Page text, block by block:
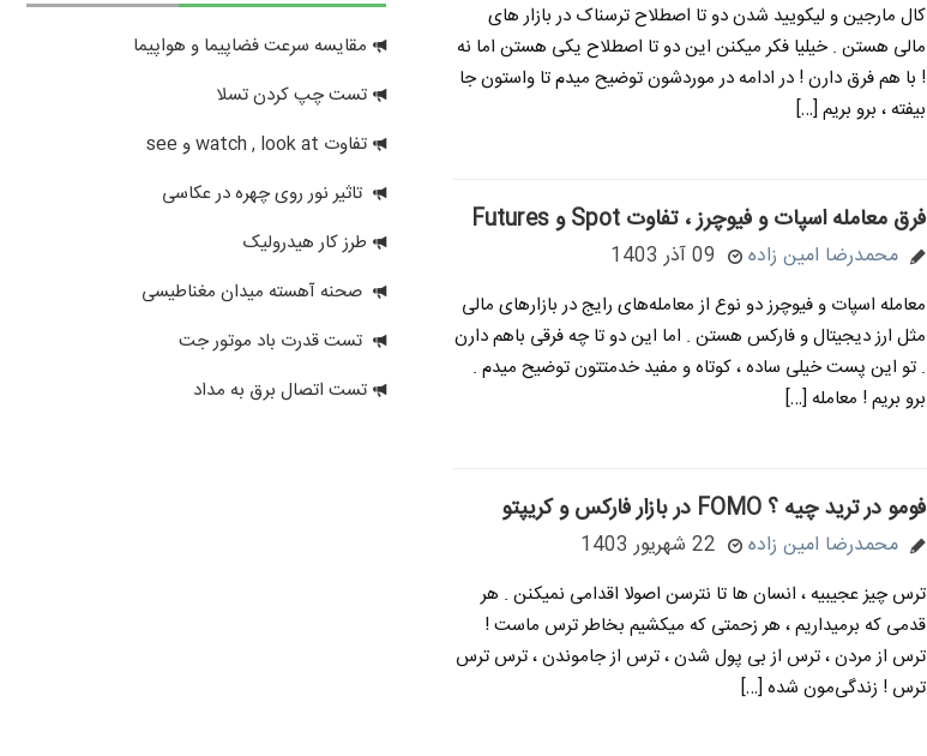
کال مارجین و لیکویید شدن دو تا اصطلاح ترسناک در بازار های
مالی هستن . خیلیا فکر میکنن این دو تا اصطلاح یکی هستن اما نه
! با هم فرق دارن ! در ادامه در موردشون توضیح میدم تا واستون جا
بیفته ، برو بریم […]
فرق معامله اسپات و فیوچرز ، تفاوت Spot و Futures
محمدرضا امین زاده 09 آذر 1403
معامله اسپات و فیوچرز دو نوع از معامله‌های رایج در بازارهای مالی
مثل ارز دیجیتال و فارکس هستن . اما این دو تا چه فرقی باهم دارن
. تو این پست خیلی ساده ، کوتاه و مفید خدمتتون توضیح میدم .
برو بریم ! معامله […]
فومو در ترید چیه ؟ FOMO در بازار فارکس و کریپتو
محمدرضا امین زاده 22 شهریور 1403
ترس چیز عجیبیه ، انسان ها تا نترسن اصولا اقدامی نمیکنن . هر
قدمی که برمیداریم ، هر زحمتی که میکشیم بخاطر ترس ماست !
ترس از مردن ، ترس از بی پول شدن ، ترس از جاموندن ، ترس ترس
ترس ! زندگی‌مون شده […]
مقایسه سرعت فضاپیما و هواپیما
تست چپ کردن تسلا
تفاوت watch , look at و see
تاثیر نور روی چهره در عکاسی
طرز کار هیدرولیک
صحنه آهسته میدان مغناطیسی
تست قدرت باد موتور جت
تست اتصال برق به مداد